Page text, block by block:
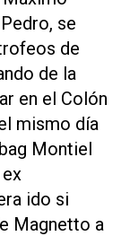
se
de
de la
en el Colón
mismo día
Montiel
ido si
Magnetto a